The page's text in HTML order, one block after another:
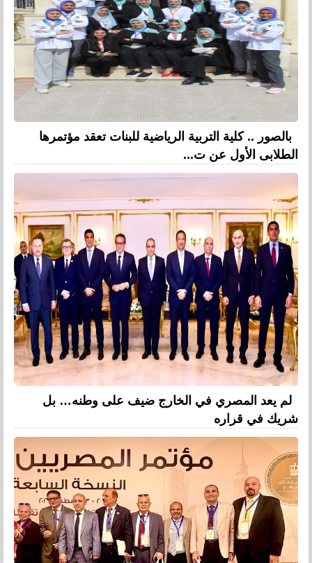
بالصور .. كلية التربية الرياضية للبنات تعقد مؤتمرها
الطلابى الأول عن ت...
لم يعد المصري في الخارج ضيف على وطنه… بل
شريك في قراره